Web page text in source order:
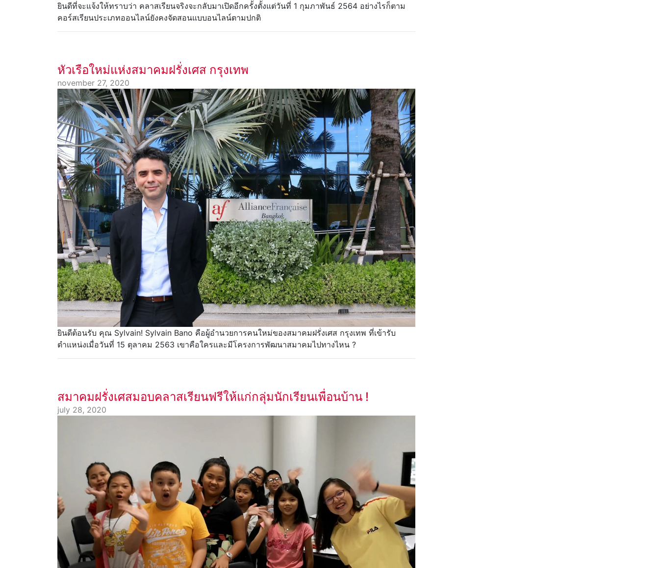
ยินดีที่จะแจ้งให้ทราบว่า คลาสเรียนจริงจะกลับมาเปิดอีกครั้งตั้งแต่วันที่ 1 กุมภาพันธ์ 2564 อย่างไรก็ตาม
คอร์สเรียนประเภทออนไลน์ยังคงจัดสอนแบบอนไลน์ตามปกติ
หัวเรือใหม่แห่งสมาคมฝรั่งเศส กรุงเทพ
november 27, 2020
ยินดีต้อนรับ คุณ Sylvain! Sylvain Bano คือผู้อำนวยการคนใหม่ของสมาคมฝรั่งเศส กรุงเทพ ที่เข้ารับ
ตำแหน่งเมื่อวันที่ 15 ตุลาคม 2563 เขาคือใครและมีโครงการพัฒนาสมาคมไปทางไหน ?
สมาคมฝรั่งเศสมอบคลาสเรียนฟรีให้แก่กลุ่มนักเรียนเพื่อนบ้าน !
july 28, 2020